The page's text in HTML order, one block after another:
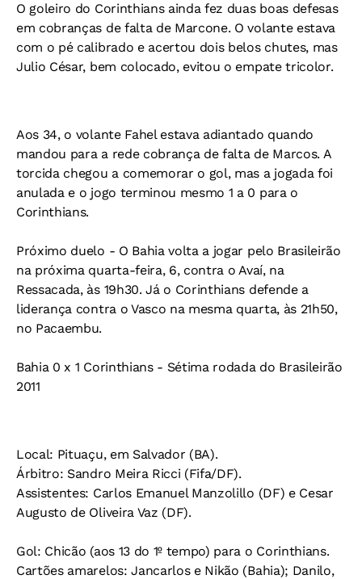
O goleiro do Corinthians ainda fez duas boas defesas
em cobranças de falta de Marcone. O volante estava
com o pé calibrado e acertou dois belos chutes, mas
Julio César, bem colocado, evitou o empate tricolor.
Aos 34, o volante Fahel estava adiantado quando
mandou para a rede cobrança de falta de Marcos. A
torcida chegou a comemorar o gol, mas a jogada foi
anulada e o jogo terminou mesmo 1 a 0 para o
Corinthians.
Próximo duelo - O Bahia volta a jogar pelo Brasileirão
na próxima quarta-feira, 6, contra o Avaí, na
Ressacada, às 19h30. Já o Corinthians defende a
liderança contra o Vasco na mesma quarta, às 21h50,
no Pacaembu.
Bahia 0 x 1 Corinthians - Sétima rodada do Brasileirão
2011
Local: Pituaçu, em Salvador (BA).
Árbitro: Sandro Meira Ricci (Fifa/DF).
Assistentes: Carlos Emanuel Manzolillo (DF) e Cesar
Augusto de Oliveira Vaz (DF).
Gol: Chicão (aos 13 do 1º tempo) para o Corinthians.
Cartões amarelos: Jancarlos e Nikão (Bahia); Danilo,